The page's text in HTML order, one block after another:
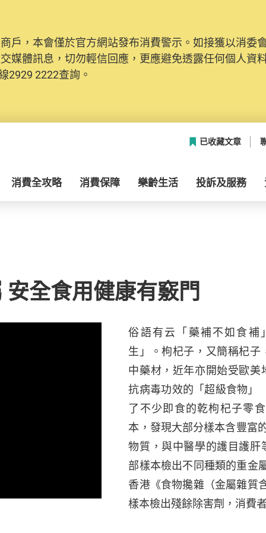
戶，本會僅於官方網站發布消費警示。如接獲以消委
媒體訊息，切勿輕信回應，更應避免透露任何個人資
2929 2222查詢。
已收藏文章
消費全攻略 消費保障 樂齡生活 投訴及服務
全食用健康有竅門
俗語有云「藥補不如食補
生」。枸杞子，又簡稱杞
中藥材，近年亦開始受歐
抗病毒功效的「超級食物」
了不少即食的乾枸杞子零
本，發現大部分樣本含豐富
物質，與中醫學的護目護
部樣本檢出不同種類的重金
香港《食物攙雜（金屬雜質
樣本檢出殘餘除害劑，消費